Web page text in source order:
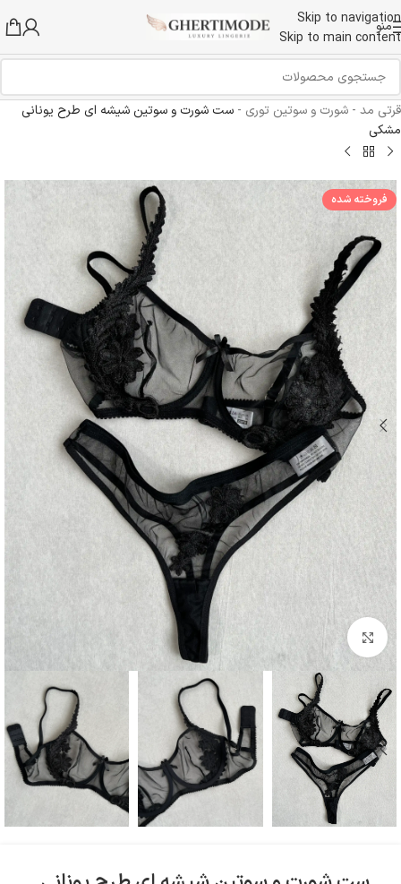
Skip to navigation
Skip to main content
منو
قرتی مد - شورت و سوتین توری - ست شورت و سوتین شیشه ای طرح یونانی
مشکی
فروخته شده
برای بزرگنمایی کلیک کنید